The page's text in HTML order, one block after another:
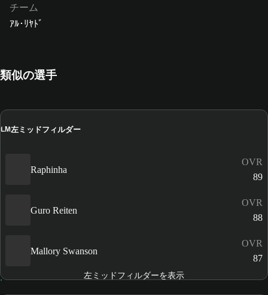
チーム
ｱﾙ･ﾘﾔﾄﾞ
類似の選手
LM左ミッドフィルダー
Raphinha
OVR
89
Guro Reiten
OVR
88
Mallory Swanson
OVR
87
左ミッドフィルダーを表示